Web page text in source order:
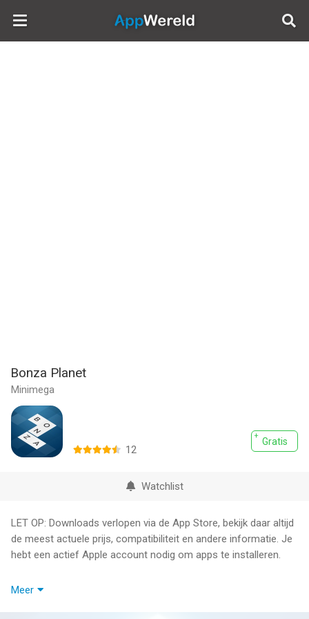
AppWereld
Bonza Planet
Minimega
Gratis
12
Watchlist
LET OP: Downloads verlopen via de App Store, bekijk daar altijd
de meest actuele prijs, compatibiliteit en andere informatie. Je
hebt een actief Apple account nodig om apps te installeren.
"Bonza puzzles are instantly addictive!"
Meer